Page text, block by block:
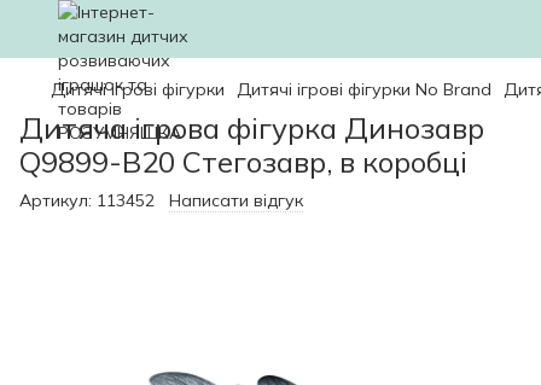
Дитячі ігрові фігурки Дитячі ігрові фігурки No Brand
Дитяча ігрова фігурка Динозавр
Q9899-B20 Стегозавр, в коробці
Артикул: 113452 Написати відгук